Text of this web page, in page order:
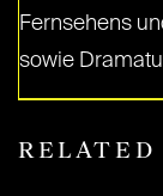
Fernsehens
sowie